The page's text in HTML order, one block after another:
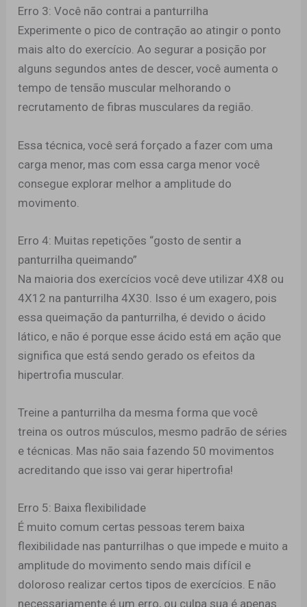
Erro 3: Você não contrai a panturrilha
Experimente o pico de contração ao atingir o ponto
mais alto do exercício. Ao segurar a posição por
alguns segundos antes de descer, você aumenta o
tempo de tensão muscular melhorando o
recrutamento de fibras musculares da região.
Essa técnica, você será forçado a fazer com uma
carga menor, mas com essa carga menor você
consegue explorar melhor a amplitude do
movimento.
Erro 4: Muitas repetições “gosto de sentir a
panturrilha queimando”
Na maioria dos exercícios você deve utilizar 4X8 ou
4X12 na panturrilha 4X30. Isso é um exagero, pois
essa queimação da panturrilha, é devido o ácido
lático, e não é porque esse ácido está em ação que
significa que está sendo gerado os efeitos da
hipertrofia muscular.
Treine a panturrilha da mesma forma que você
treina os outros músculos, mesmo padrão de séries
e técnicas. Mas não saia fazendo 50 movimentos
acreditando que isso vai gerar hipertrofia!
Erro 5: Baixa flexibilidade
É muito comum certas pessoas terem baixa
flexibilidade nas panturrilhas o que impede e muito a
amplitude do movimento sendo mais difícil e
doloroso realizar certos tipos de exercícios. E não
necessariamente é um erro, ou culpa sua é apenas